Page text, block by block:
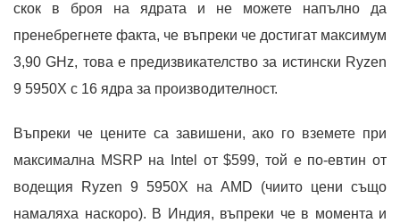
скок в броя на ядрата и не можете напълно да
пренебрегнете факта, че въпреки че достигат максимум
3,90 GHz, това е предизвикателство за истински Ryzen
9 5950X с 16 ядра за производителност.
Въпреки че цените са завишени, ако го вземете при
максимална MSRP на Intel от $599, той е по-евтин от
водещия Ryzen 9 5950X на AMD (чиито цени също
намаляха наскоро). В Индия, въпреки че в момента и